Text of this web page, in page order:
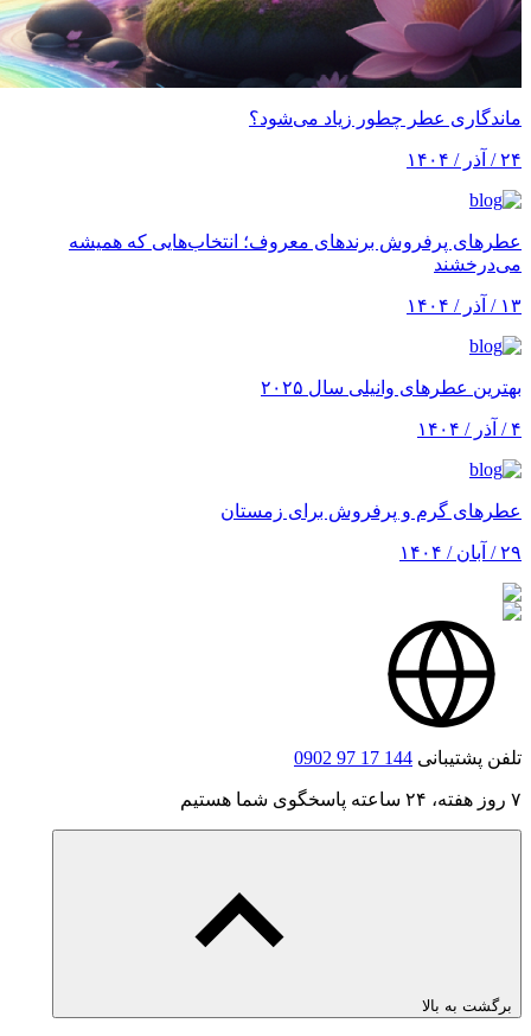
ماندگاری عطر چطور زیاد می‌شود؟
۲۴ / آذر / ۱۴۰۴
عطرهای پرفروش برندهای معروف؛ انتخاب‌هایی که همیشه
می‌درخشند
۱۳ / آذر / ۱۴۰۴
بهترین عطرهای وانیلی سال ۲۰۲۵
۴ / آذر / ۱۴۰۴
عطرهای گرم و پرفروش برای زمستان
۲۹ / آبان / ۱۴۰۴
تلفن پشتیبانی 0902 97 17 144
۷ روز هفته، ۲۴ ساعته پاسخگوی شما هستیم
برگشت به بالا